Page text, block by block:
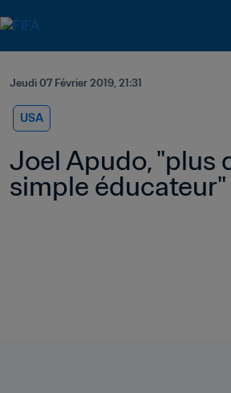
Jeudi 07 Février 2019, 21:31
USA
Joel Apudo, "plus
simple éducateur"